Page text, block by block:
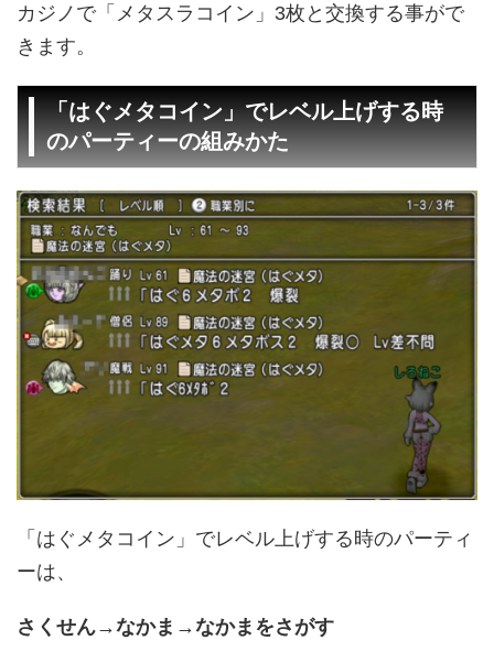
カジノで「メタスラコイン」3枚と交換する事がで
きます。
「はぐメタコイン」でレベル上げする時
のパーティーの組みかた
「はぐメタコイン」でレベル上げする時のパーティ
ーは、
さくせん→なかま→なかまをさがす